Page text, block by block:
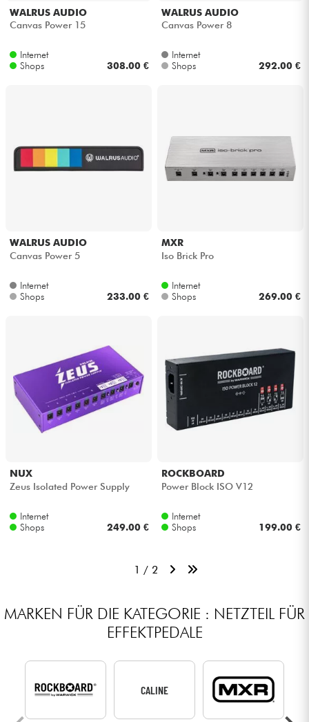
WALRUS AUDIO
Canvas Power 15
Internet
Shops
308.00 €
WALRUS AUDIO
Canvas Power 8
Internet
Shops
292.00 €
WALRUS AUDIO
Canvas Power 5
Internet
Shops
233.00 €
MXR
Iso Brick Pro
Internet
Shops
269.00 €
NUX
Zeus Isolated Power Supply
Internet
Shops
249.00 €
ROCKBOARD
Power Block ISO V12
Internet
Shops
199.00 €
1 / 2
MARKEN FÜR DIE KATEGORIE : NETZTEIL FÜR
EFFEKTPEDALE
CALINE